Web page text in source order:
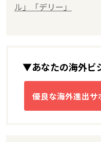
ル」「デリー」
▼あなたの海外